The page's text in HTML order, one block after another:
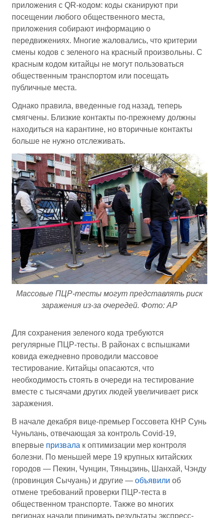
приложения с QR-кодом: коды сканируют при
посещении любого общественного места,
приложения собирают информацию о
передвижениях. Многие жаловались, что критерии
смены кодов с зеленого на красный произвольны. С
красным кодом китайцы не могут пользоваться
общественным транспортом или посещать
публичные места.
Однако правила, введенные год назад, теперь
смягчены. Близкие контакты по-прежнему должны
находиться на карантине, но вторичные контакты
больше не нужно отслеживать.
Массовые ПЦР-тесты могут представлять риск
заражения из-за очередей. Фото: AP
Для сохранения зеленого кода требуются
регулярные ПЦР-тесты. В районах с вспышками
ковида ежедневно проводили массовое
тестирование. Китайцы опасаются, что
необходимость стоять в очереди на тестирование
вместе с тысячами других людей увеличивает риск
заражения.
В начале декабря вице-премьер Госсовета КНР Сунь
Чуньлань, отвечающая за контроль Covid-19,
впервые призвала к оптимизации мер контроля
болезни. По меньшей мере 19 крупных китайских
городов — Пекин, Чунцин, Тяньцзинь, Шанхай, Чэнду
(провинция Сычуань) и другие — объявили об
отмене требований проверки ПЦР-теста в
общественном транспорте. Также во многих
регионах начали принимать результаты экспресс-